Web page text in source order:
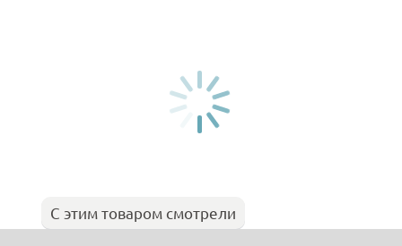
С этим товаром смотрели